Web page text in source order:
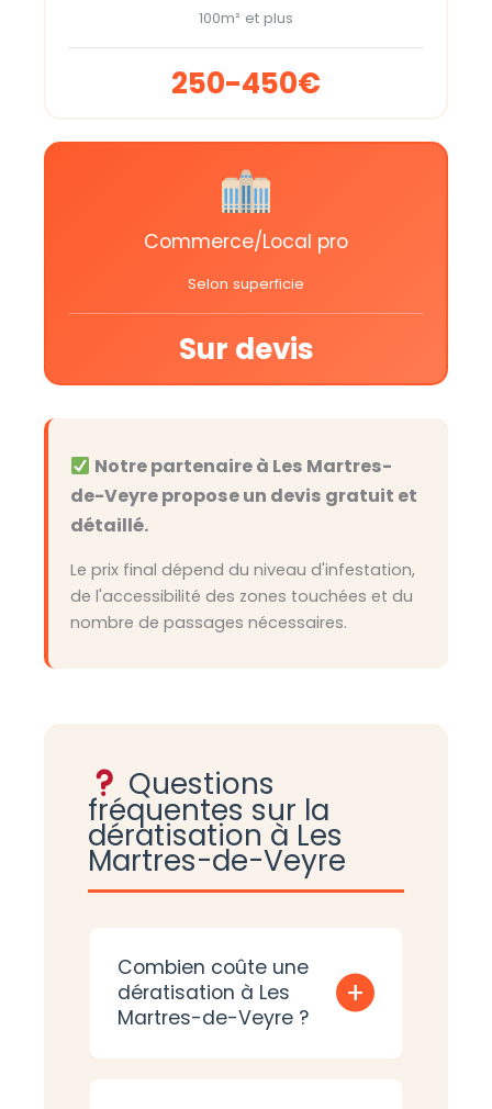
100m² et plus
250-450€
Commerce/Local pro
Selon superficie
Sur devis
Notre partenaire à Les Martres-
de-Veyre propose un devis gratuit et
détaillé.
Le prix final dépend du niveau d'infestation,
de l'accessibilité des zones touchées et du
nombre de passages nécessaires.
Questions
fréquentes sur la
dératisation à Les
Martres-de-Veyre
Combien coûte une
dératisation à Les
Martres-de-Veyre ?
+